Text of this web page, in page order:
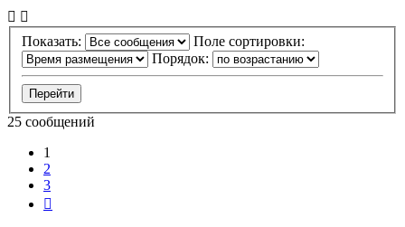
Показать:
Поле сортировки:
Порядок:
25 сообщений
1
2
3